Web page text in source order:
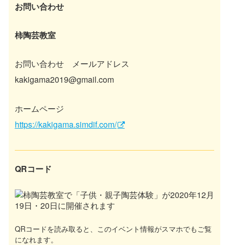
お問い合わせ
柿陶芸教室
お問い合わせ メールアドレス
kakigama2019@gmail.com
ホームページ
https://kakigama.simdif.com/
QRコード
QRコードを読み取ると、このイベント情報がスマホでもご覧
になれます。